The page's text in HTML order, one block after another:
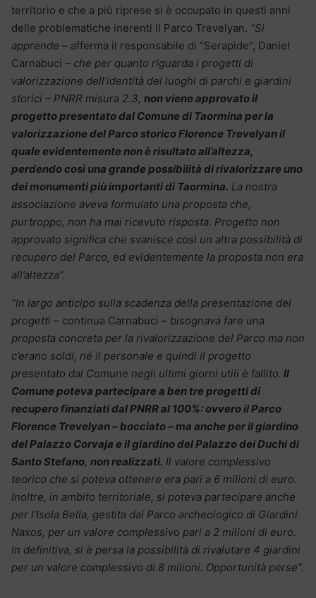
territorio e che a più riprese si è occupato in questi anni
delle problematiche inerenti il Parco Trevelyan. “Si
apprende – afferma il responsabile di “Serapide”, Daniel
Carnabuci – che per quanto riguarda i progetti di
valorizzazione dell’identità dei luoghi di parchi e giardini
storici – PNRR misura 2.3, non viene approvato il
progetto presentato dal Comune di Taormina per la
valorizzazione del Parco storico Florence Trevelyan il
quale evidentemente non è risultato all’altezza,
perdendo così una grande possibilità di rivalorizzare uno
dei monumenti più importanti di Taormina. La nostra
associazione aveva formulato una proposta che,
purtroppo, non ha mai ricevuto risposta. Progetto non
approvato significa che svanisce così un altra possibilità di
recupero del Parco, ed evidentemente la proposta non era
all’altezza”.
“In largo anticipo sulla scadenza della presentazione dei
progetti – continua Carnabuci – bisognava fare una
proposta concreta per la rivalorizzazione del Parco ma non
c’erano soldi, né il personale e quindi il progetto
presentato dal Comune negli ultimi giorni utili è fallito. Il
Comune poteva partecipare a ben tre progetti di
recupero finanziati dal PNRR al 100%: ovvero il Parco
Florence Trevelyan – bocciato – ma anche per il giardino
del Palazzo Corvaja e il giardino del Palazzo dei Duchi di
Santo Stefano, non realizzati. Il valore complessivo
teorico che si poteva ottenere era pari a 6 milioni di euro.
Inoltre, in ambito territoriale, si poteva partecipare anche
per l’Isola Bella, gestita dal Parco archeologico di Giardini
Naxos, per un valore complessivo pari a 2 milioni di euro.
In definitiva, si è persa la possibilità di rivalutare 4 giardini
per un valore complessivo di 8 milioni. Opportunità perse”.